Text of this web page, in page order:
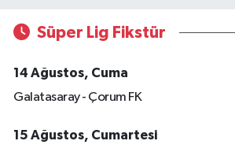
Süper Lig Fikstür
14 Ağustos, Cuma
Galatasaray - Çorum FK
15 Ağustos, Cumartesi